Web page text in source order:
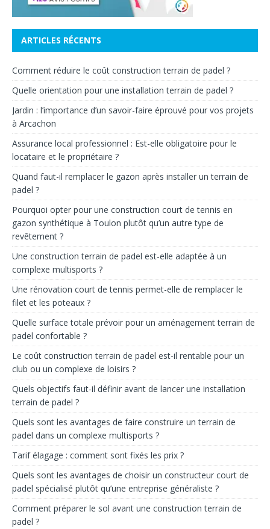
ARTICLES RÉCENTS
Comment réduire le coût construction terrain de padel ?
Quelle orientation pour une installation terrain de padel ?
Jardin : l’importance d’un savoir-faire éprouvé pour vos projets
à Arcachon
Assurance local professionnel : Est-elle obligatoire pour le
locataire et le propriétaire ?
Quand faut-il remplacer le gazon après installer un terrain de
padel ?
Pourquoi opter pour une construction court de tennis en
gazon synthétique à Toulon plutôt qu’un autre type de
revêtement ?
Une construction terrain de padel est-elle adaptée à un
complexe multisports ?
Une rénovation court de tennis permet-elle de remplacer le
filet et les poteaux ?
Quelle surface totale prévoir pour un aménagement terrain de
padel confortable ?
Le coût construction terrain de padel est-il rentable pour un
club ou un complexe de loisirs ?
Quels objectifs faut-il définir avant de lancer une installation
terrain de padel ?
Quels sont les avantages de faire construire un terrain de
padel dans un complexe multisports ?
Tarif élagage : comment sont fixés les prix ?
Quels sont les avantages de choisir un constructeur court de
padel spécialisé plutôt qu’une entreprise généraliste ?
Comment préparer le sol avant une construction terrain de
padel ?